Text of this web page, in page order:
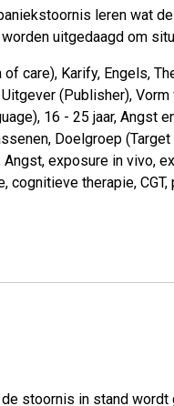
leren wat
uitgedaagd om
of care), Karify, Engels,
Uitgever (Publisher), Vorm
, 16 - 25 jaar, Angst
, Doelgroep
Angst, exposure in vivo,
, cognitieve therapie, CGT,
stoornis in stand